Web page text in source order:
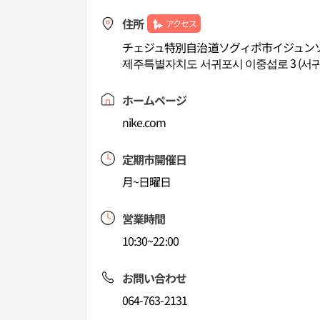
住所 アクセス
チェジュ特別自治道ソグィポ市イジュン
제주특별자치도 서귀포시 이중섭로 3 (서
ホームページ
nike.com
定期市開催日
月~日曜日
営業時間
10:30~22:00
お問い合わせ
064-763-2131